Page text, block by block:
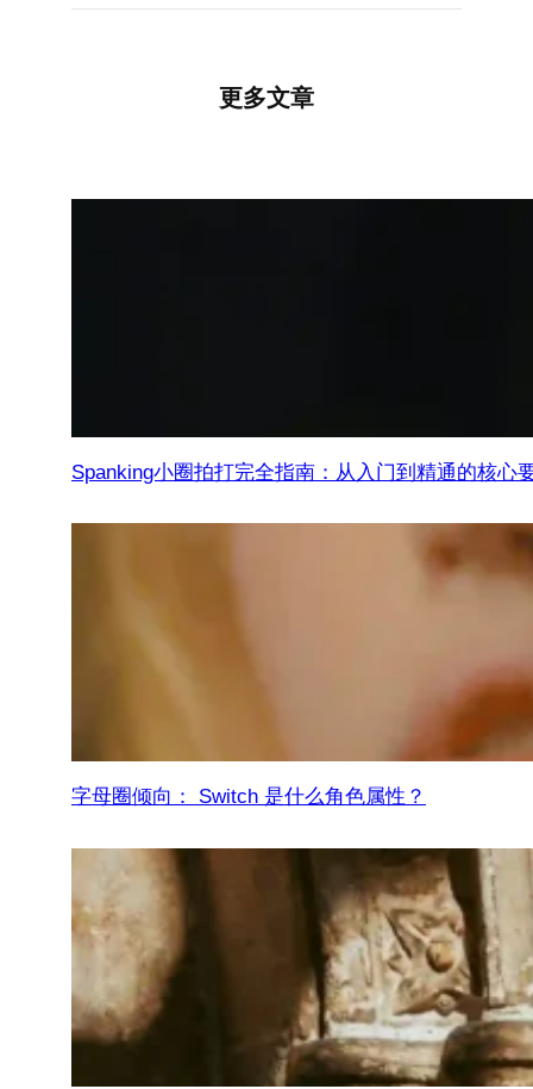
更多文章
Spanking小圈拍打完全指南：从入门到精通的核心
字母圈倾向： Switch 是什么角色属性？